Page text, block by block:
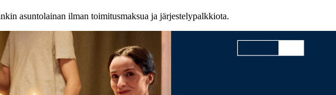
asuntolainan ilman toimitusmaksua ja järjestelypalkkiota.